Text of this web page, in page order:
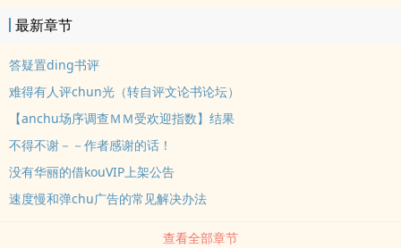
最新章节
答疑置ding书评
难得有人评chun光（转自评文论书论坛）
【anchu场序调查ＭＭ受欢迎指数】结果
不得不谢－－作者感谢的话！
没有华丽的借kouVIP上架公告
速度慢和弹chu广告的常见解决办法
查看全部章节